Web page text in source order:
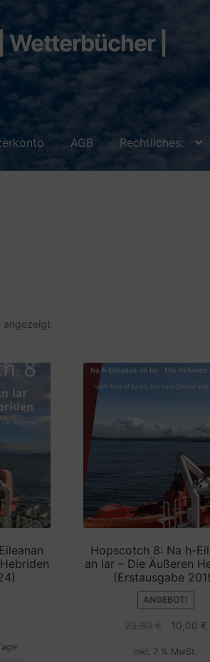
|
AGB Rechtliches:
angezeigt
Hopscotch 8: Na h-
an lar – Die Äußeren
(Erstausgabe
ANGEBOT!
23,80€
war:
10,00 €
inkl. 7 % MwSt.